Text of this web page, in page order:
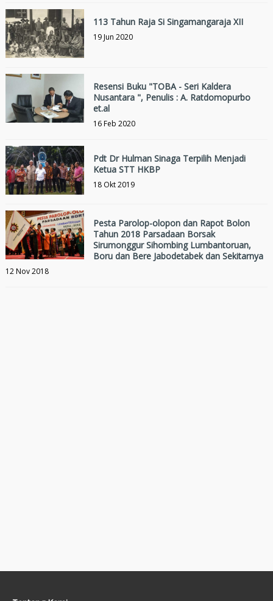
113 Tahun Raja Si Singamangaraja XII
19 Jun 2020
Resensi Buku "TOBA - Seri Kaldera
Nusantara ", Penulis : A. Ratdomopurbo
et.al
16 Feb 2020
Pdt Dr Hulman Sinaga Terpilih Menjadi
Ketua STT HKBP
18 Okt 2019
Pesta Parolop-olopon dan Rapot Bolon
Tahun 2018 Parsadaan Borsak
Sirumonggur Sihombing Lumbantoruan,
Boru dan Bere Jabodetabek dan Sekitarnya
12 Nov 2018